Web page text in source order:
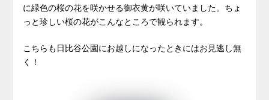
に緑色の桜の花を咲かせる御衣黄が咲いていました。ちょ
っと珍しい桜の花がこんなところで観られます。
こちらも日比谷公園にお越しになったときにはお見逃し無
く！